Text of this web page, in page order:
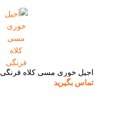
آجیل خوری مسی کلاه فرنگی
تماس بگیرید